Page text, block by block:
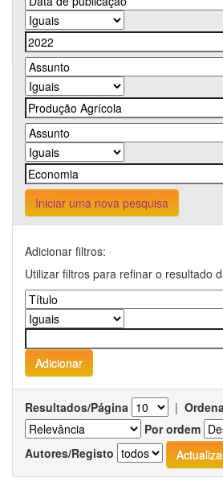
Iniciar uma nova pesquisa
Adicionar filtros:
Utilizar filtros para refinar o resultado
Resultados/Página |
Por ordem
Autores/Registo